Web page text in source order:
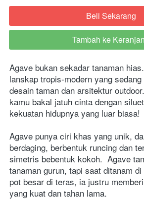
`Beli Sekarang
`
Tambah ke
Agave bukan sekadar tanaman
lanskap tropis-modern yang
desain taman dan arsitektur
kamu bakal jatuh cinta dengan
kekuatan hidupnya yang luar biasa!
Agave punya ciri khas yang unik,
berdaging, berbentuk runcing dan
simetris bebentuk kokoh.  Agave
tanaman gurun, tapi saat ditanam
pot besar di teras, ia justru
yang kuat dan tahan lama.